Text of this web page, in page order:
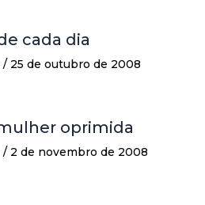
cada dia
/ 25 de outubro de 2008
oprimida
/ 2 de novembro de 2008